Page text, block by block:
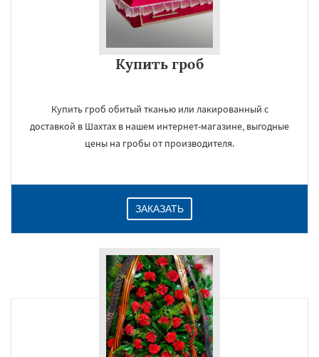
Купить гроб
Купить гроб обитый тканью или лакированный с
доставкой в Шахтах в нашем интернет-магазине, выгодные
цены на гробы от производителя.
ЗАКАЗАТЬ